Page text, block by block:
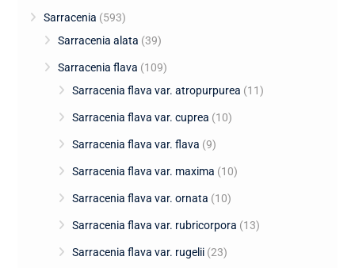
Sarracenia (593)
Sarracenia alata (39)
Sarracenia flava (109)
Sarracenia flava var. atropurpurea (11)
Sarracenia flava var. cuprea (10)
Sarracenia flava var. flava (9)
Sarracenia flava var. maxima (10)
Sarracenia flava var. ornata (10)
Sarracenia flava var. rubricorpora (13)
Sarracenia flava var. rugelii (23)